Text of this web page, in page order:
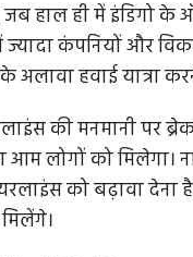
हाल ही में इंडिगो
ज्यादा कंपनियों और
अलावा हवाई यात्रा
की मनमानी पर
लोगों को मिलेगा।
को बढ़ावा